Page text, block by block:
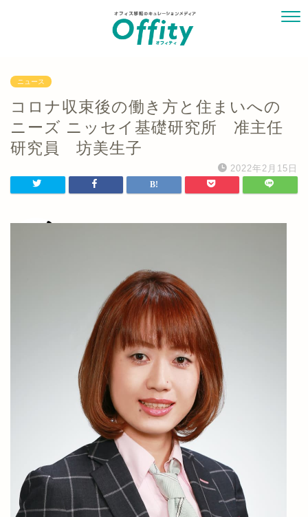
ニュース
コロナ収束後の働き方と住まいへの
ニーズ ニッセイ基礎研究所 准主任
研究員 坊美生子
2022年2月15日